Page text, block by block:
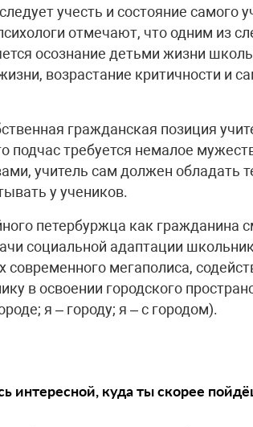
учесть и состояние самого
отмечают, что одним из
осознание детьми жизни
возрастание критичности и
гражданская позиция
подчас требуется немалое
учитель сам должен обладать
у учеников.
петербуржца как гражданина
социальной адаптации
современного мегаполиса,
в освоении городского
я – городу; я – с городом).
интересной, куда ты скорее